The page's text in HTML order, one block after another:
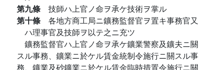
第九條 技師ハ上官ノ命ヲ承ケ技術ヲ掌ル
第十條 各地方商工局ニ鑛務監督官ヲ置キ事務官又
ハ理事官及技師ヲ以テ之ニ充ツ
鑛務監督官ハ上官ノ命ヲ承ケ鑛業警察及鑛夫ニ關
スル事務、鑛業ニ於ケル賃金統制令施行ニ關スル事
務、鑛業及砂鑛業ニ於ケル賃金臨時措置令施行ニ關